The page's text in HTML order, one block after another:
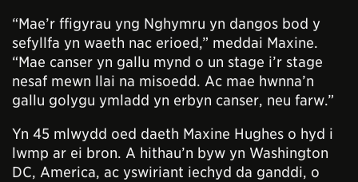
“Mae’r ffigyrau yng Nghymru yn dangos bod y
sefyllfa yn waeth nac erioed,” meddai Maxine.
“Mae canser yn gallu mynd o un stage i’r stage
nesaf mewn llai na misoedd. Ac mae hwnna’n
gallu golygu ymladd yn erbyn canser, neu farw.”
Yn 45 mlwydd oed daeth Maxine Hughes o hyd i
lwmp ar ei bron. A hithau’n byw yn Washington
DC, America, ac yswiriant iechyd da ganddi, o